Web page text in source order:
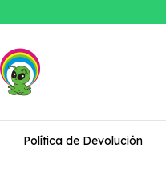
Política de Devolución